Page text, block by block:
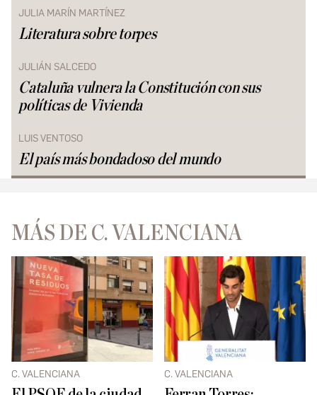
JULIA MARÍN MARTÍNEZ
Literatura sobre torpes
JULIÁN SALCEDO
Cataluña vulnera la Constitución con sus
políticas de Vivienda
LUIS VENTOSO
El país más bondadoso del mundo
MÁS DE C. VALENCIANA
C. VALENCIANA C. VALENCIANA